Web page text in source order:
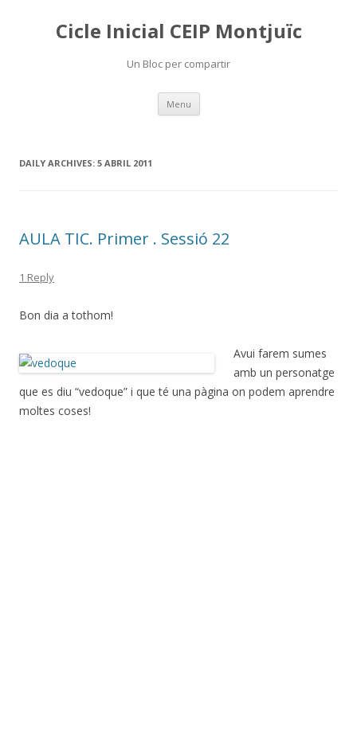
Cicle Inicial CEIP Montjuïc
Un Bloc per compartir
Menu Skip
content
DAILY ARCHIVES: 5 ABRIL 2011
AULA TIC. Primer . Sessió 22
1 Reply
Bon dia a tothom!
Avui farem sumes
amb un personatge
que es diu “vedoque” i que té una pàgina on podem aprendre
moltes coses!